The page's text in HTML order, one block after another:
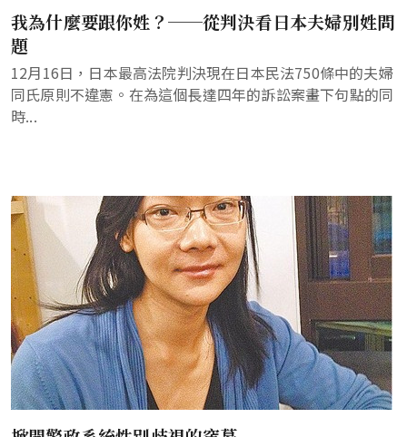
我為什麼要跟你姓？──從判決看日本夫婦別姓問
題
12月16日，日本最高法院判決現在日本民法750條中的夫婦
同氏原則不違憲。在為這個長達四年的訴訟案畫下句點的同
時...